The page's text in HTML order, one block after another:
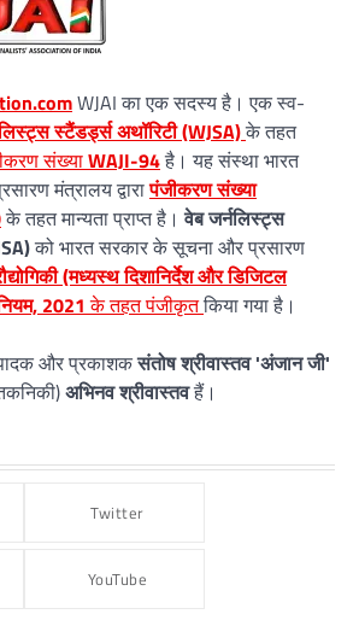
WJAI का एक सदस्य है। एक स्व-
स्टैंडर्ड्स अथॉरिटी (WJSA)के तहत
संख्याWAJI-94है। यह संस्था भारत
मंत्रालय द्वारापंजीकरण संख्या
के तहत मान्यता प्राप्त है।वेब जर्नलिस्ट्स
को भारत सरकार के सूचना और प्रसारण
(मध्यस्थ दिशानिर्देश और डिजिटल
2021 के तहत पंजीकृतकिया गया है।
और प्रकाशकसंतोष श्रीवास्तव 'अंजान जी'
अभिनव श्रीवास्तवहैं।
Twitter
YouTube